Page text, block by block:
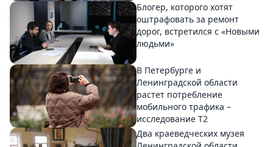
Блогер, которого хотят
оштрафовать за ремонт
дорог, встретился с «Новыми
людьми»
В Петербурге и
Ленинградской области
растет потребление
мобильного трафика –
исследование T2
Два краеведческих музея